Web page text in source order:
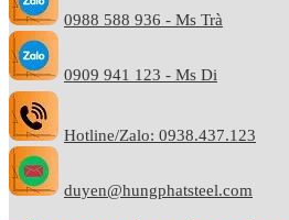
0988 588 936 - Ms Trà
0909 941 123 - Ms Di
Hotline/Zalo: 0938.437.123
duyen@hungphatsteel.com